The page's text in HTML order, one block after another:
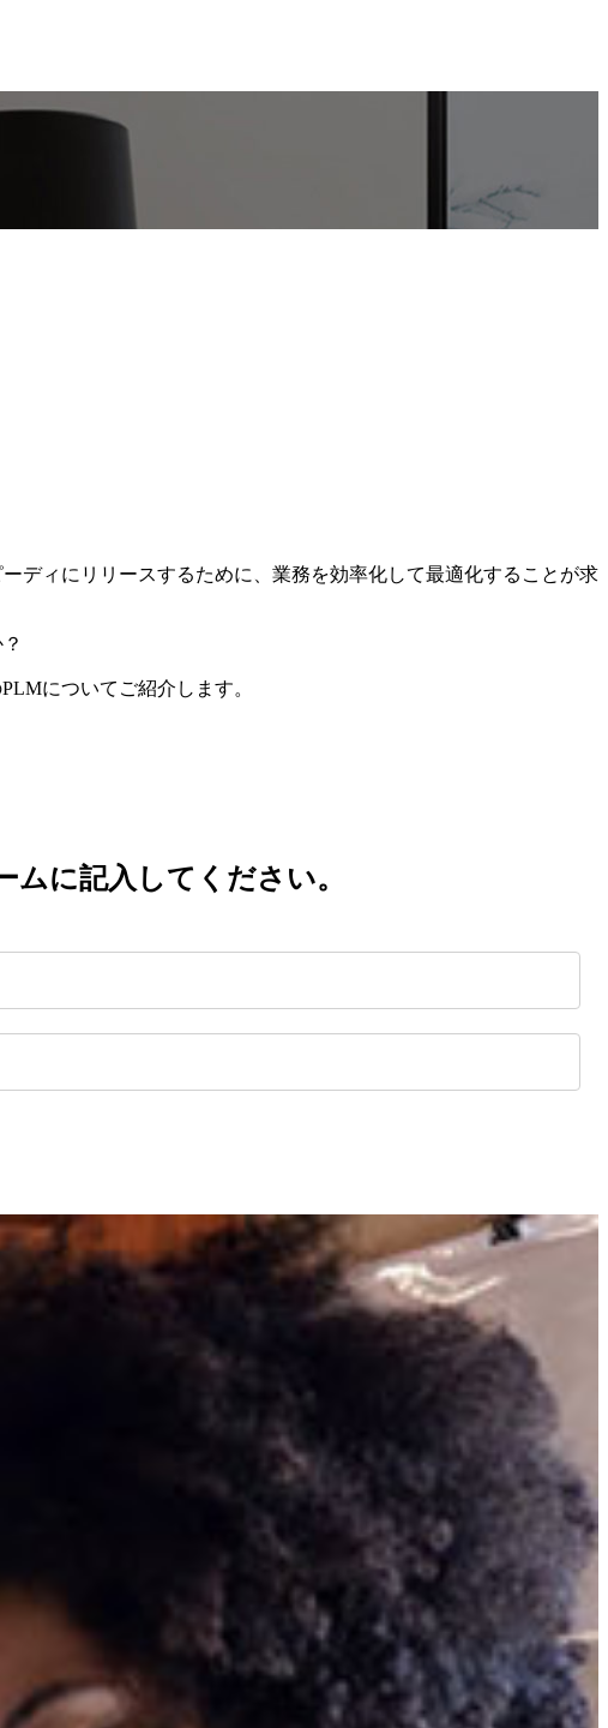
ディにリリースするために、業務を効率化して最適化することが求
についてご紹介します。
に記入してください。